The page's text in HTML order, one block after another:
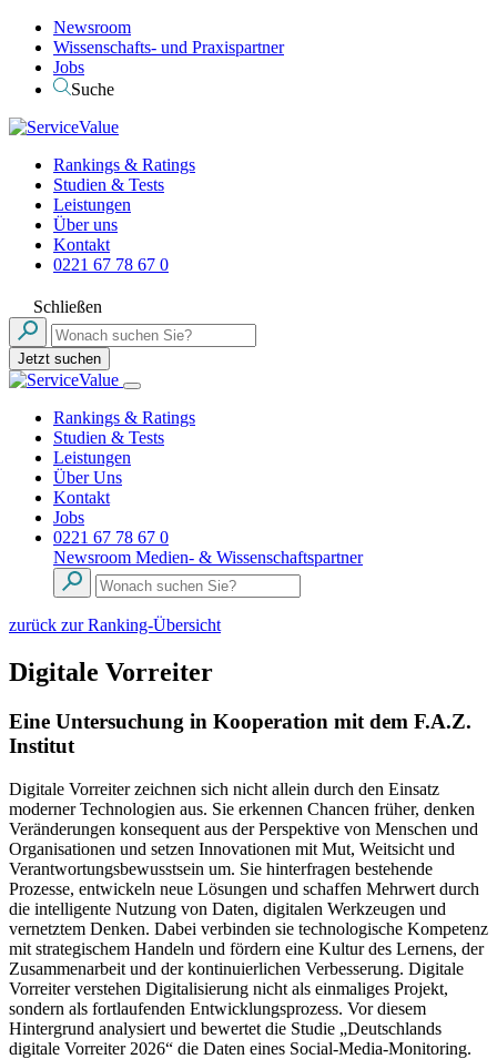
Newsroom
Wissenschafts- und Praxispartner
Jobs
Suche
Rankings & Ratings
Studien & Tests
Leistungen
Über uns
Kontakt
0221 67 78 67 0
Schließen
Jetzt suchen
Rankings & Ratings
Studien & Tests
Leistungen
Über Uns
Kontakt
Jobs
0221 67 78 67 0
Newsroom Medien- & Wissenschaftspartner
zurück zur Ranking-Übersicht
Digitale Vorreiter
Eine Untersuchung in Kooperation mit dem F.A.Z.
Institut
Digitale Vorreiter zeichnen sich nicht allein durch den Einsatz
moderner Technologien aus. Sie erkennen Chancen früher, denken
Veränderungen konsequent aus der Perspektive von Menschen und
Organisationen und setzen Innovationen mit Mut, Weitsicht und
Verantwortungsbewusstsein um. Sie hinterfragen bestehende
Prozesse, entwickeln neue Lösungen und schaffen Mehrwert durch
die intelligente Nutzung von Daten, digitalen Werkzeugen und
vernetztem Denken. Dabei verbinden sie technologische Kompetenz
mit strategischem Handeln und fördern eine Kultur des Lernens, der
Zusammenarbeit und der kontinuierlichen Verbesserung. Digitale
Vorreiter verstehen Digitalisierung nicht als einmaliges Projekt,
sondern als fortlaufenden Entwicklungsprozess. Vor diesem
Hintergrund analysiert und bewertet die Studie „Deutschlands
digitale Vorreiter 2026“ die Daten eines Social-Media-Monitoring.